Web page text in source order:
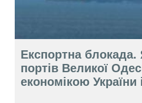
Експортна блокада.
портів Великої
економікою України